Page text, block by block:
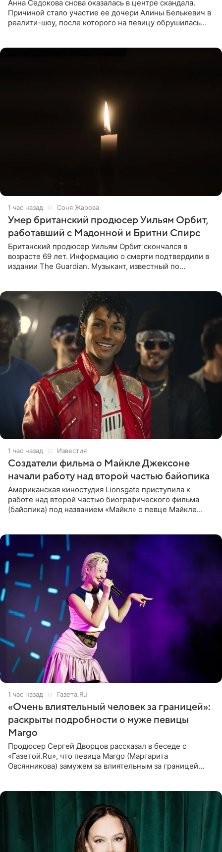
Анна Седокова снова оказалась в центре скандала.
Причиной стало участие ее дочери Алины Белькевич в
реалити-шоу, после которого на певицу обрушилась
1 час назад Соня Жарова
Умер британский продюсер Уильям Орбит,
работавший с Мадонной и Бритни Спирс
Британский продюсер Уильям Орбит скончался в
возрасте 69 лет. Информацию о смерти подтвердили в
издании The Guardian. Музыкант, известный по
1 час назад Известия
Создатели фильма о Майкле Джексоне
начали работу над второй частью байопика
Американская киностудия Lionsgate приступила к
работе над второй частью биографического фильма
(байопика) под названием «Майкл» о певце Майкле
1 час назад Газета.Ru
«Очень влиятельный человек за границей»:
раскрыты подробности о муже певицы
Margo
Продюсер Сергей Дворцов рассказал в беседе с
«Газетой.Ru», что певица Margo (Маргарита
Овсянникова) замужем за влиятельным за границей